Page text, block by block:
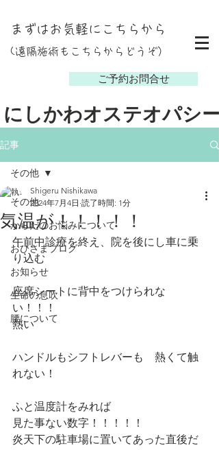
ご予約お問合せ
にしかわオステオパシー
まずはお気軽にこちらから
(遠隔施術もこちらからどうぞ）
記事
その他
からだのお悩みについて
おひさまブログ
お知らせ
生命の息吹
腰について
その他
気温が！！！！！
Shigeru Nishikawa
2024年7月4日 読了時間: 1分
午前中診療を終え、院を後にし車に乗
り込む
座席シートに背中をつけられな
い！！！
熱い
ハンドルもシフトレバーも　熱くて触
れない！
ふと温度計をみれば
見た事ない数字！！！！！
炎天下の駐車場に置いてあった直後だ